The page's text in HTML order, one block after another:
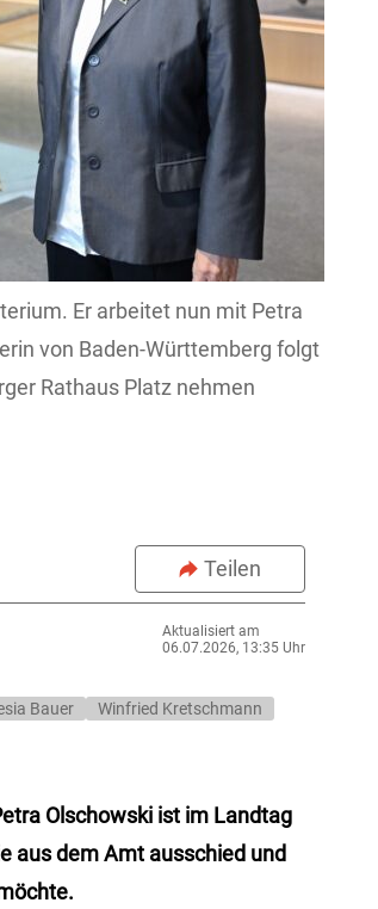
Er arbeitet nun mit Petra
von Baden-Württemberg folgt
Rathaus Platz nehmen
Teilen
Aktualisiert am
06.07.2026, 13:35 Uhr
Bauer Winfried Kretschmann
Olschowski ist im Landtag
aus dem Amt ausschied und